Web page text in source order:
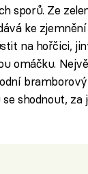
sporů. Ze
ke
na hořčici,
omáčku.
shodnout, za